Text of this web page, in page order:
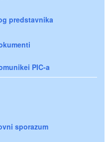
predstavnika
PIC-a
sporazum